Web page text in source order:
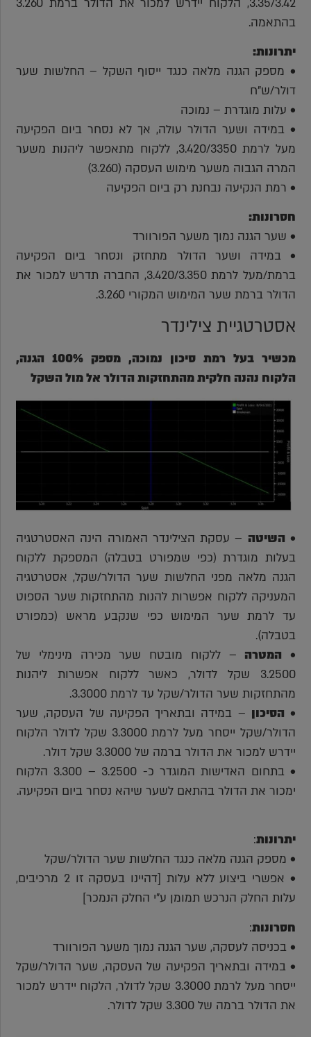
בהתאמה.
יתרונות:
• מספק הגנה מלאה כנגד ייסוף השקל – החלשות שער
דולר/ש"ח
• עלות מוגדרת – נמוכה
• במידה ושער הדולר עולה, אך לא נסחר ביום הפקיעה
מעל לרמת 3.420/3350, ללקוח מתאפשר ליהנות משער
המרה הגבוה משער מימוש העסקה (3.260)
• רמת הנקיעה נבחנת רק ביום הפקיעה
חסרונות:
• שער הגנה נמוך משער הפורוורד
• במידה ושער הדולר מתחזק ונסחר ביום הפקיעה
ברמת/מעל לרמת 3.420/3.350, החברה תדרש למכור את
הדולר ברמת שער המימוש המקורי 3.260.
אסטרטגיית צילינדר
מכשיר בעל רמת סיכון נמוכה, מספק 100% הגנה,
הלקוח נהנה חלקית מהתחזקות הדולר אל מול השקל
• השיטה – עסקת הצילינדר האמורה הינה האסטרטגיה
בעלות מוגדרת (כפי שמפורט בטבלה) המספקת ללקוח
הגנה מלאה מפני החלשות שער הדולר/שקל, אסטרטגיה
המעניקה ללקוח אפשרות להנות מהתחזקות שער הספוט
עד לרמת שער המימוש כפי שנקבע מראש (כמפורט
בטבלה).
• המטרה – ללקוח מובטח שער מכירה מינימלי של
3.2500 שקל לדולר, כאשר ללקוח אפשרות ליהנות
מהתחזקות שער הדולר/שקל עד לרמת 3.3000.
• הסיכון – במידה ובתאריך הפקיעה של העסקה, שער
הדולר/שקל ייסחר מעל לרמת 3.3000 שקל לדולר הלקוח
יידרש למכור את הדולר ברמה של 3.3000 שקל דולר.
• בתחום האדישות המוגדר כ- 3.2500 – 3.300 הלקוח
ימכור את הדולר בהתאם לשער שיהא נסחר ביום הפקיעה.
יתרונות:
• מספק הגנה מלאה כנגד החלשות שער הדולר/שקל
• אפשרי ביצוע ללא עלות [דהיינו בעסקה זו 2 מרכיבים,
עלות החלק הנרכש תמומן ע"י החלק הנמכר]
חסרונות:
• בכניסה לעסקה, שער הגנה נמוך משער הפורוורד
• במידה ובתאריך הפקיעה של העסקה, שער הדולר/שקל
ייסחר מעל לרמת 3.3000 שקל לדולר, הלקוח יידרש למכור
את הדולר ברמה של 3.300 שקל לדולר.